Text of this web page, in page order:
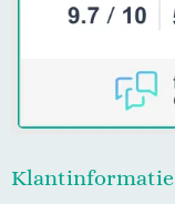
Klantinformatie